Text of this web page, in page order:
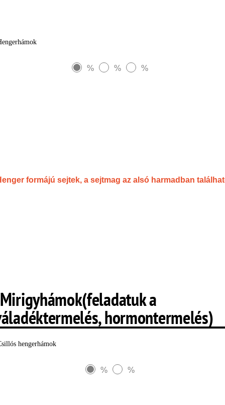
% % %
formájú sejtek, a sejtmag az alsó harmadban
a
hormontermelés)
hengerhámok
% %